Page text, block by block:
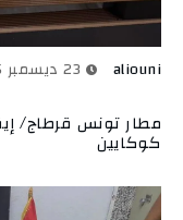
aliouni
كوكايين